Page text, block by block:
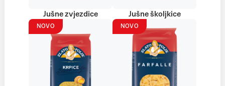
Jušne zvjezdice Jušne školjkice
NOVO NOVO